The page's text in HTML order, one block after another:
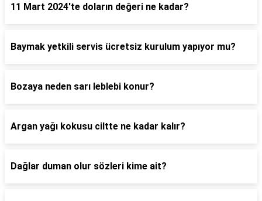
11 Mart 2024'te doların değeri ne kadar?
Baymak yetkili servis ücretsiz kurulum yapıyor mu?
Bozaya neden sarı leblebi konur?
Argan yağı kokusu ciltte ne kadar kalır?
Dağlar duman olur sözleri kime ait?